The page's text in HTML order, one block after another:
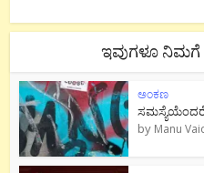
ಇವುಗಳೂ ನಿಮಗೆ
ಅಂಕಣ
ಸಮಸ್ಯೆಯೆಂದರೆ
by Manu